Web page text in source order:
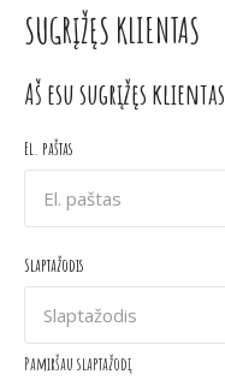
SUGRĮŽĘS KLIENTAS
Aš esu sugrįžęs klientas
El. paštas
Slaptažodis
Pamiršau slaptažodį